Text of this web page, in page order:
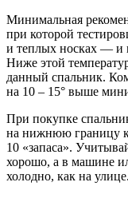
Минимальная
при которой
и теплых носках — и
Ниже этой
данный спальник.
на 10 – 15° выше
При покупке
на нижнюю границу
10 «запаса».
хорошо, а в машине
холодно, как на улице.